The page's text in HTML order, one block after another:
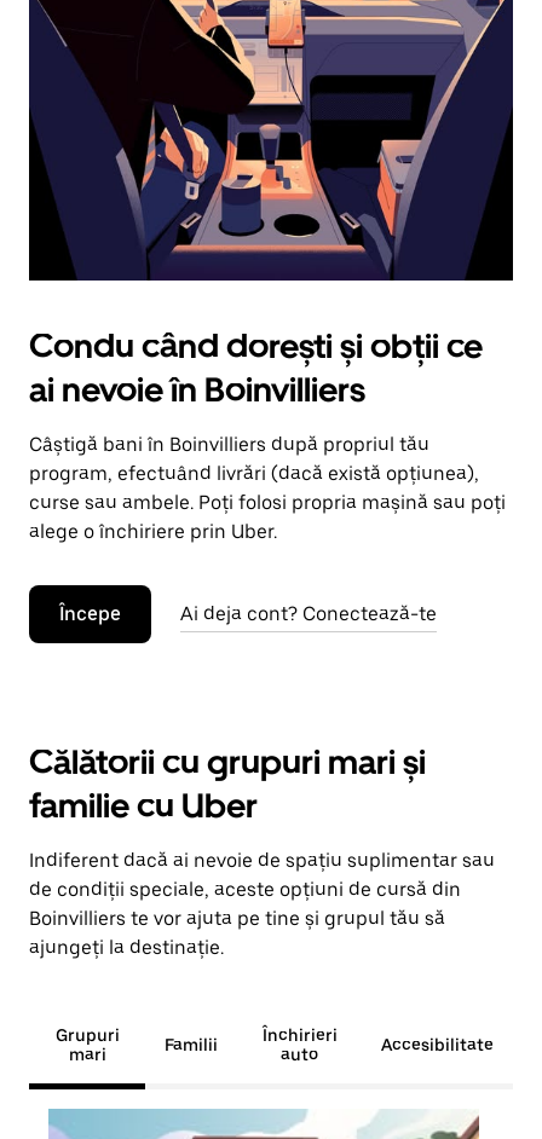
în
jos.
Închide
calendarul
apăsând
pe
butonul
Escape.
Condu când dorești și obții ce
ai nevoie în Boinvilliers
Câștigă bani în Boinvilliers după propriul tău
program, efectuând livrări (dacă există opțiunea),
curse sau ambele. Poți folosi propria mașină sau poți
alege o închiriere prin Uber.
Începe Ai deja cont? Conectează-te
Călătorii cu grupuri mari și
familie cu Uber
Indiferent dacă ai nevoie de spațiu suplimentar sau
de condiții speciale, aceste opțiuni de cursă din
Boinvilliers te vor ajuta pe tine și grupul tău să
ajungeți la destinație.
Grupuri
mari
Familii
Închirieri
auto
Accesibilitate